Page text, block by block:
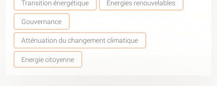
Transition énergétique Energies renouvelables
Gouvernance
Atténuation du changement climatique
Energie citoyenne